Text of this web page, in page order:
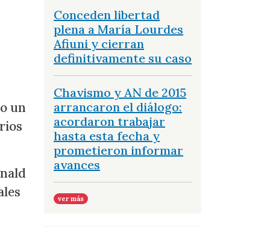
eléctrico
un
Conceden libertad
plena a María Lourdes
Afiuni y cierran
definitivamente su caso
Chavismo y AN de 2015
arrancaron el diálogo:
acordaron trabajar
hasta esta fecha y
prometieron informar
avances
ver más